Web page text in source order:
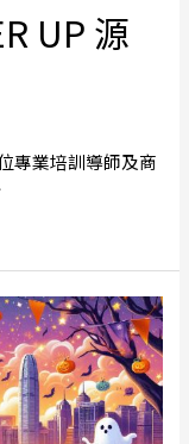
UP 源
專業培訓導師及商